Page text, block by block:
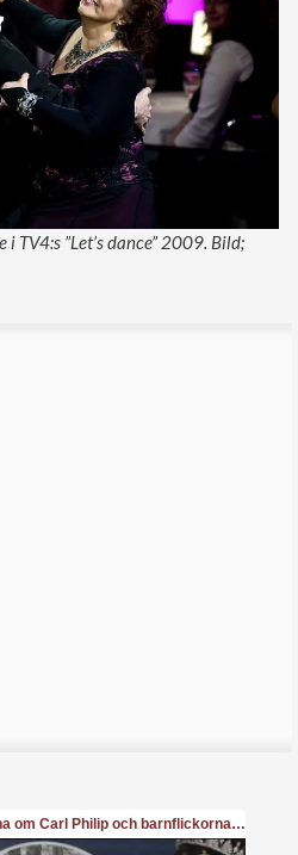
TV4:s ”Let’s dance” 2009. Bild;